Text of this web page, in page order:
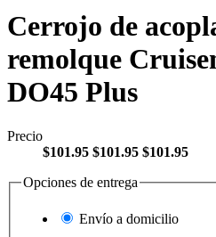
Cerrojo de
remolque
DO45 Plus
Precio
$101.95 $101.95 $101.95
Opciones de entrega
Envío a domicilio